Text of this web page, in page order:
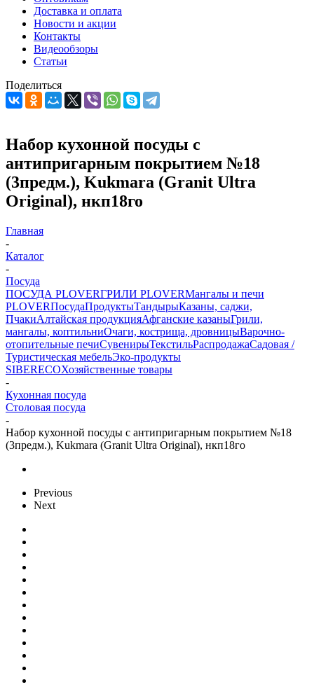
Доставка и оплата
Новости и акции
Контакты
Видеообзоры
Статьи
Поделиться
Набор кухонной посуды с
антипригарным покрытием №18
(3предм.), Kukmara (Granit Ultra
Original), нкп18го
Главная
-
Каталог
-
Посуда
ПОСУДА PLOVERГРИЛИ PLOVERМангалы и печи
PLOVERПосудаПродуктыТандырыКазаны, саджи,
ПчакиАлтайская продукцияАфганские казаныГрили,
мангалы, коптильниОчаги, кострища, дровницыВарочно-
отопительные печиСувенирыТекстильРаспродажаСадовая /
Туристическая мебельЭко-продукты
SIBERECOХозяйственные товары
-
Кухонная посуда
Столовая посуда
-
Набор кухонной посуды с антипригарным покрытием №18
(3предм.), Kukmara (Granit Ultra Original), нкп18го
Previous
Next